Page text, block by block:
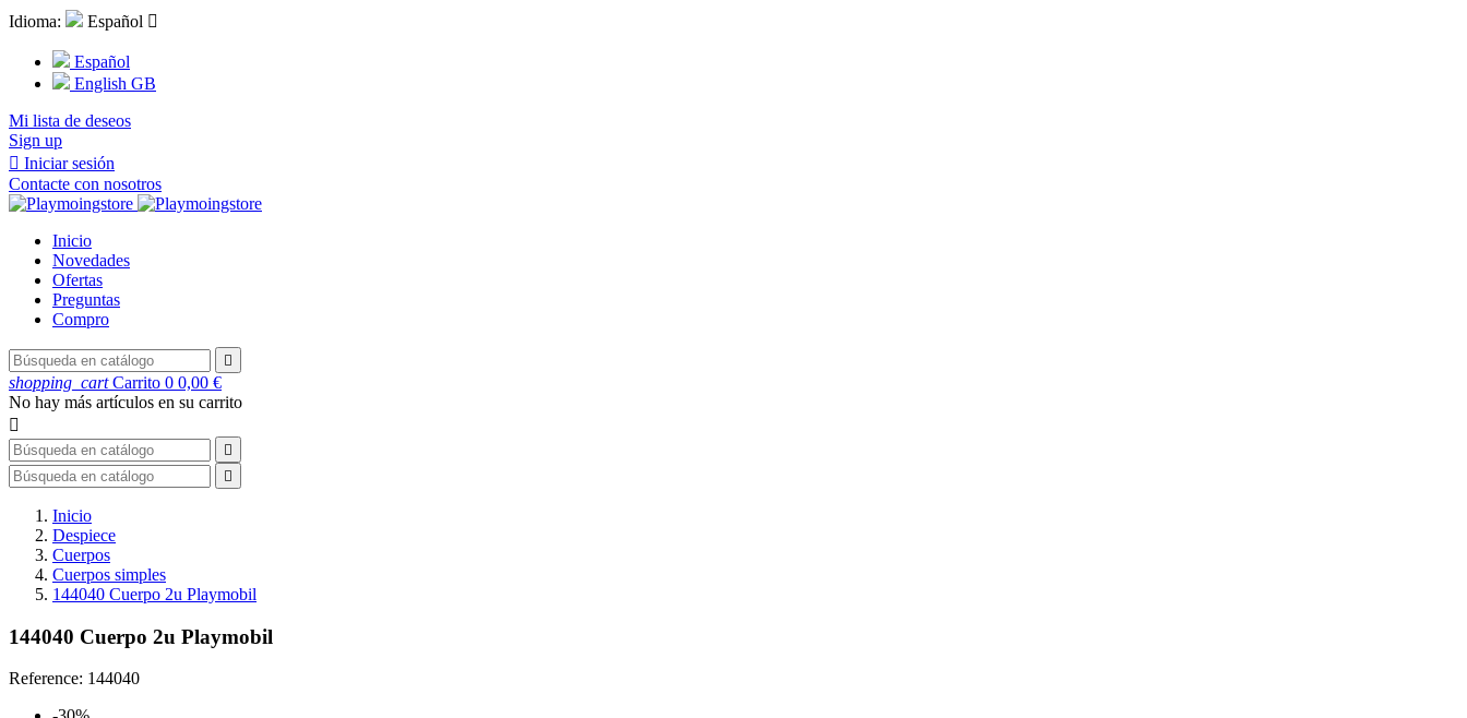
Idioma: Español 
Español
English GB
Mi lista de deseos
Sign up
 Iniciar sesión
Contacte con nosotros
Inicio
Novedades
Ofertas
Preguntas
Compro

shopping_cart Carrito 0 0,00 €
No hay más artículos en su carrito



Inicio
Despiece
Cuerpos
Cuerpos simples
144040 Cuerpo 2u Playmobil
144040 Cuerpo 2u Playmobil
Reference: 144040